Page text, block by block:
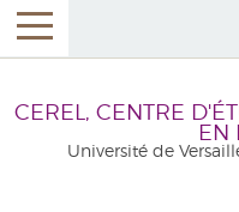
CEREL, CENTRE
EN
Université de